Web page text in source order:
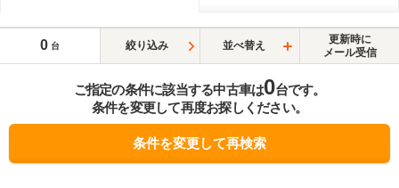
0 台 絞り込み 並べ替え
更新時に
メール受信
ご指定の条件に該当する中古車は0台です。
条件を変更して再度お探しください。
条件を変更して再検索